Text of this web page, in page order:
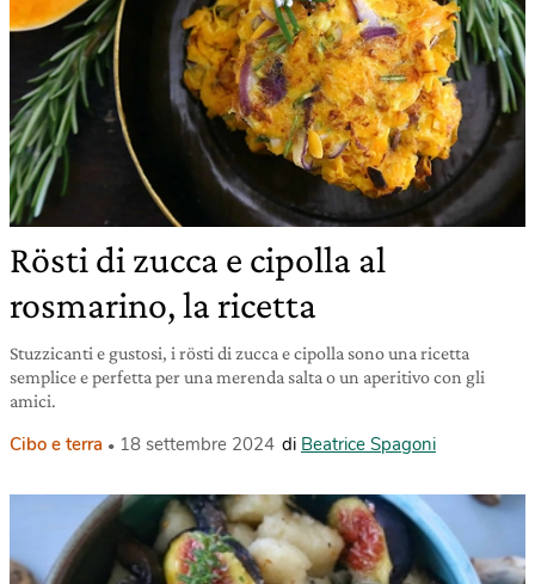
Rösti di zucca e cipolla al
rosmarino, la ricetta
Stuzzicanti e gustosi, i rösti di zucca e cipolla sono una ricetta
semplice e perfetta per una merenda salta o un aperitivo con gli
amici.
Cibo e terra 18 settembre 2024 di Beatrice Spagoni